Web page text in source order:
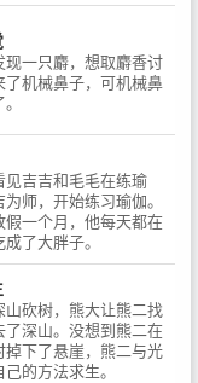
现一只麝，想取麝香讨
机械鼻子，可机械鼻
见吉吉和毛毛在练瑜
师，开始练习瑜伽。
假一个月，他每天都在
了大胖子。
山砍树，熊大让熊二找
了深山。没想到熊二在
掉下了悬崖，熊二与光
的方法求生。